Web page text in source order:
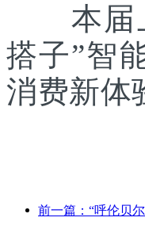
本届上
搭子”智
消费新体